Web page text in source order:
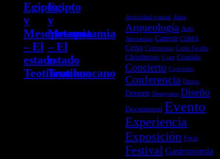
Egipto
y
Mesopotamia
– El
estado
Teotihuacano
Egipto
y
Mesopotamia
– El
estado
Teotihuacano
Actividad virtual After
Arqueología Arte
Artesanías Carrera CDMX
Cena Ceremonia Cerro Gordo
Chipiltepec Cine Comida
Concierto Concurso
Conferencia Danza
Deporte Desayuno Diseño
Documental Evento
Experiencia
Exposición Feria
Festival Gastronomía